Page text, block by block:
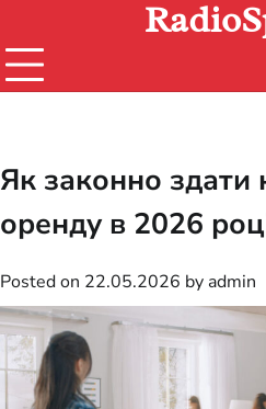
content
Як законно здати
оренду в 2026
Posted on 22.05.2026 by admin